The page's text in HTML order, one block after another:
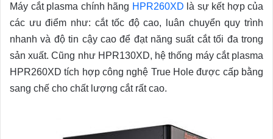
Máy cắt plasma chính hãng HPR260XD là sự kết hợp của
các ưu điểm như: cắt tốc độ cao, luân chuyển quy trình
nhanh và độ tin cậy cao để đạt năng suất cắt tối đa trong
sản xuất. Cũng như HPR130XD, hệ thống máy cắt plasma
HPR260XD tích hợp công nghệ True Hole được cấp bằng
sang chế cho chất lượng cắt rất cao.